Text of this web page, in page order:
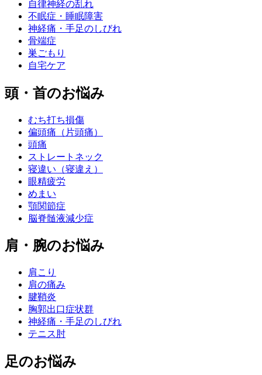
自律神経の乱れ
不眠症・睡眠障害
神経痛・手足のしびれ
骨端症
巣ごもり
自宅ケア
頭・首のお悩み
むち打ち損傷
偏頭痛（片頭痛）
頭痛
ストレートネック
寝違い（寝違え）
眼精疲労
めまい
顎関節症
脳脊髄液減少症
肩・腕のお悩み
肩こり
肩の痛み
腱鞘炎
胸郭出口症状群
神経痛・手足のしびれ
テニス肘
足のお悩み